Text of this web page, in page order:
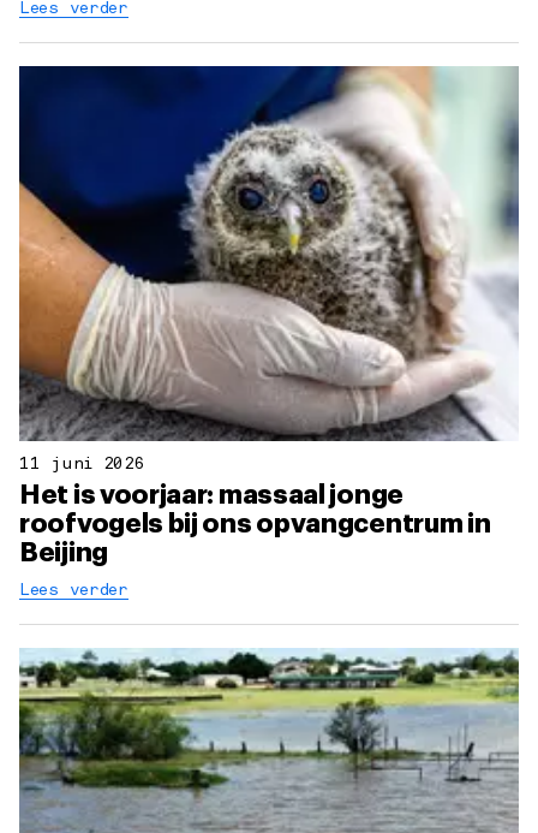
Lees verder
11 juni 2026
Het is voorjaar: massaal jonge
roofvogels bij ons opvangcentrum in
Beijing
Lees verder